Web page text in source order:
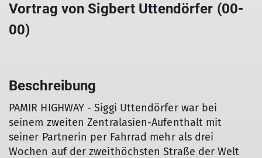
Vortrag von Sigbert Uttendörfer (00-
00)
Beschreibung
PAMIR HIGHWAY - Siggi Uttendörfer war bei
seinem zweiten Zentralasien-Aufenthalt mit
seiner Partnerin per Fahrrad mehr als drei
Wochen auf der zweithöchsten Straße der Welt